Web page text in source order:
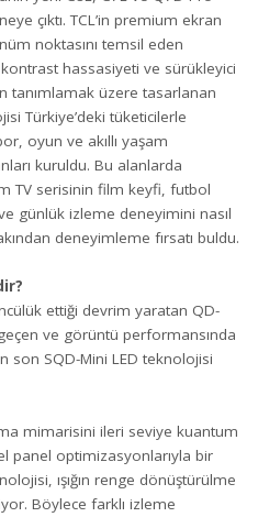
çıktı. TCL’in premium ekran
noktasını temsil eden
kontrast hassasiyeti ve sürükleyici
tanımlamak üzere tasarlanan
Türkiye’deki tüketicilerle
oyun ve akıllı yaşam
kuruldu. Bu alanlarda
TV serisinin film keyfi, futbol
günlük izleme deneyimini nasıl
deneyimleme fırsatı buldu.
ettiği devrim yaratan QD-
ve görüntü performansında
son SQD-Mini LED teknolojisi
mimarisini ileri seviye kuantum
panel optimizasyonlarıyla bir
ışığın renge dönüştürülme
Böylece farklı izleme